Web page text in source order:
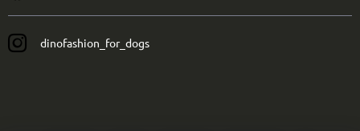
dinofashion_for_dogs